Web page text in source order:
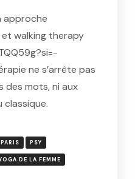
approche
walking therapy
ne s’arrête pas
des mots, ni aux
classique.
PARIS PSY
DE LA FEMME